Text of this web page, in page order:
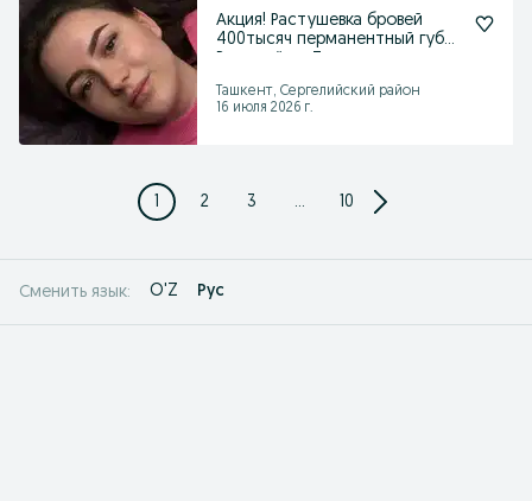
Акция! Растушевка бровей
400тысяч перманентный губ
Ташкент, Сергелийский район
16 июля 2026 г.
1 2 3 ... 10
Сменить язык: O'Z Рус